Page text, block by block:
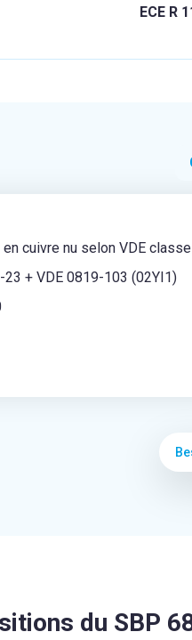
ECE R
cuivre nu selon VDE
+ VDE 0819-103 (02YI1)
du SBP